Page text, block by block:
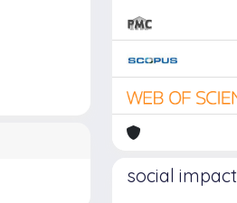
social impact